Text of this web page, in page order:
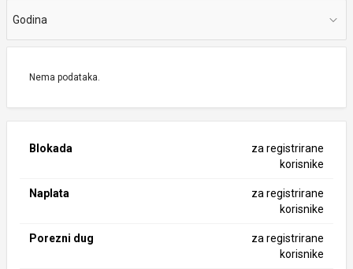
Godina
Nema podataka.
Blokada
za registrirane
korisnike
Naplata
za registrirane
korisnike
Porezni dug
za registrirane
korisnike